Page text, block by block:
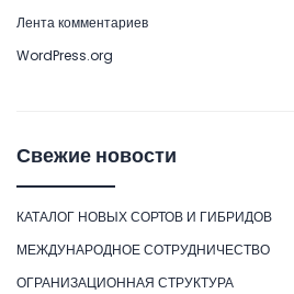
Лента комментариев
WordPress.org
Свежие новости
КАТАЛОГ НОВЫХ СОРТОВ И ГИБРИДОВ
МЕЖДУНАРОДНОЕ СОТРУДНИЧЕСТВО
ОГРАНИЗАЦИОННАЯ СТРУКТУРА